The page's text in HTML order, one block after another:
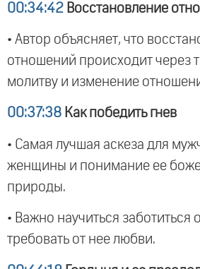
00:34:42 Восстановление
• Автор объясняет, что
отношений происходит через
молитву и изменение
00:37:38 Как победить гнев
• Самая лучшая аскеза для
женщины и понимание ее
природы.
• Важно научиться
требовать от нее любви.